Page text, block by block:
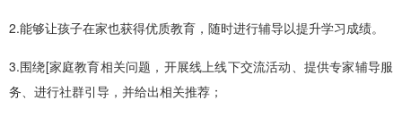
2.能够让孩子在家也获得优质教育，随时进行辅导以提升学习成绩。
3.围绕[家庭教育相关问题，开展线上线下交流活动、提供专家辅导服
务、进行社群引导，并给出相关推荐；